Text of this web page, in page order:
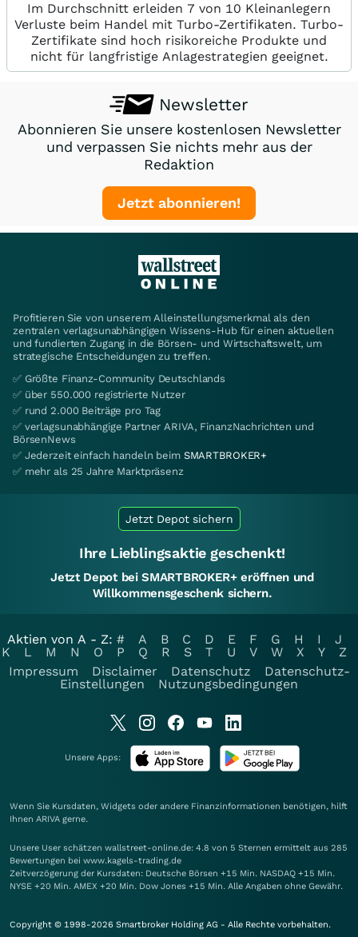
Im Durchschnitt erleiden 7 von 10 Kleinanlegern
Verluste beim Handel mit Turbo-Zertifikaten. Turbo-
Zertifikate sind hoch risikoreiche Produkte und
nicht für langfristige Anlagestrategien geeignet.
Newsletter
Abonnieren Sie unsere kostenlosen Newsletter
und verpassen Sie nichts mehr aus der
Redaktion
Jetzt abonnieren!
Profitieren Sie von unserem Alleinstellungsmerkmal als den
zentralen verlagsunabhängigen Wissens-Hub für einen aktuellen
und fundierten Zugang in die Börsen- und Wirtschaftswelt, um
strategische Entscheidungen zu treffen.
✅ Größte Finanz-Community Deutschlands
✅ über 550.000 registrierte Nutzer
✅ rund 2.000 Beiträge pro Tag
✅ verlagsunabhängige Partner ARIVA, FinanzNachrichten und
BörsenNews
✅ Jederzeit einfach handeln beim SMARTBROKER+
✅ mehr als 25 Jahre Marktpräsenz
Jetzt Depot sichern
Ihre Lieblingsaktie geschenkt!
Jetzt Depot bei SMARTBROKER+ eröffnen und
Willkommensgeschenk sichern.
Aktien von A - Z: # A B C D E F G H I
J
K
L M N O P Q R S T U V W X Y
Z
Impressum
Disclaimer Datenschutz
Datenschutz-
Einstellungen
Nutzungsbedingungen
Unsere Apps:
Wenn Sie Kursdaten, Widgets oder andere Finanzinformationen benötigen, hilft
Ihnen ARIVA gerne.
Unsere User schätzen wallstreet-online.de: 4.8 von 5 Sternen ermittelt aus 285
Bewertungen bei www.kagels-trading.de
Zeitverzögerung der Kursdaten: Deutsche Börsen +15 Min. NASDAQ +15 Min.
NYSE +20 Min. AMEX +20 Min. Dow Jones +15 Min. Alle Angaben ohne Gewähr.
Copyright © 1998-2026 Smartbroker Holding AG - Alle Rechte vorbehalten.